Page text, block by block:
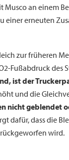
an einem
einer erneuten
zur früheren
Fußabdruck des
ist der
und die
nicht
dafür, dass die
wird.